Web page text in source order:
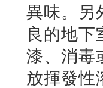
異味。另
良的地下
漆、消毒
放揮發性